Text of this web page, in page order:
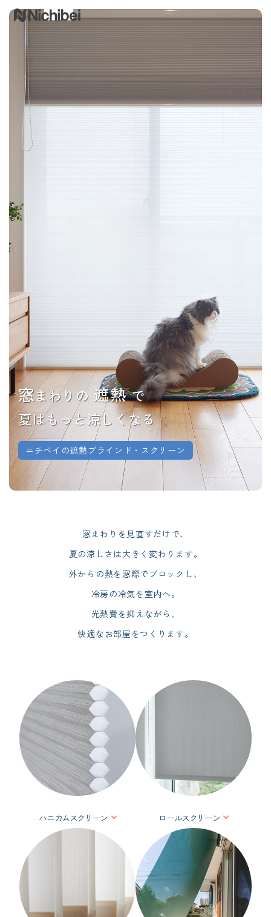
窓まわりの 遮熱 で
夏はもっと涼しくなる
ニチベイの遮熱ブラインド・スクリーン
窓まわりを見直すだけで、
夏の涼しさは大きく変わります。
外からの熱を窓際でブロックし、
冷房の冷気を室内へ。
光熱費を抑えながら、
快適なお部屋をつくります。
ハニカムスクリーン ロールスクリーン